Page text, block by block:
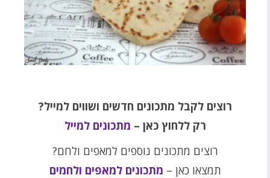
רוצים לקבל מתכונים חדשים ושווים למייל?
רק ללחוץ כאן – מתכונים למייל
רוצים מתכונים נוספים למאפים ולחם?
תמצאו כאן – מתכונים למאפים ולחמים